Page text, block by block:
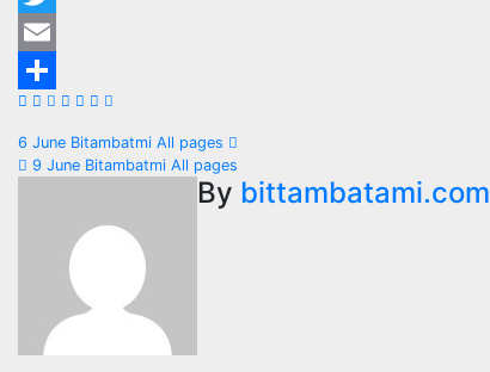
Twitter
Email
Share
Post
navigation
6 June Bitambatmi All pages
9 June Bitambatmi All pages
By bittambatami.com